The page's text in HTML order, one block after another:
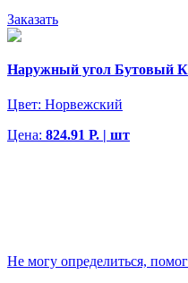
Заказать
Наружный угол Бутовый
Цвет: Норвежский
Цена: 824.91 Р. | шт
Не могу определиться,